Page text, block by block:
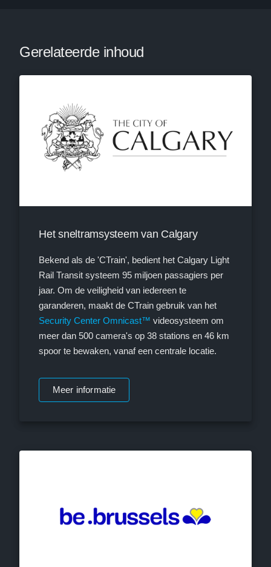
Gerelateerde inhoud
Het sneltramsysteem van Calgary
Bekend als de 'CTrain', bedient het Calgary Light
Rail Transit systeem 95 miljoen passagiers per
jaar. Om de veiligheid van iedereen te
garanderen, maakt de CTrain gebruik van het
Security Center Omnicast™ videosysteem om
meer dan 500 camera's op 38 stations en 46 km
spoor te bewaken, vanaf een centrale locatie.
Meer informatie